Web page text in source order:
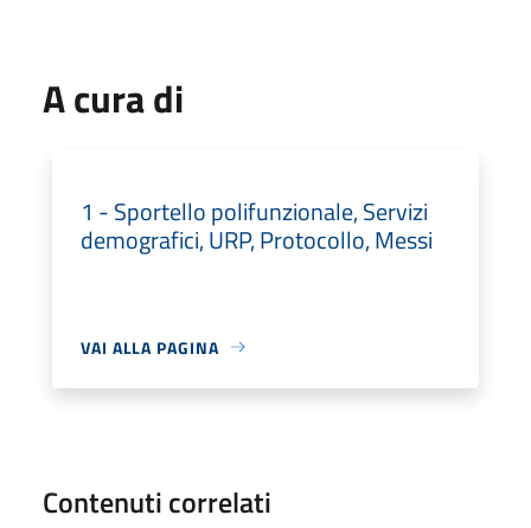
A cura di
1 - Sportello polifunzionale, Servizi
demografici, URP, Protocollo, Messi
VAI ALLA PAGINA
Contenuti correlati